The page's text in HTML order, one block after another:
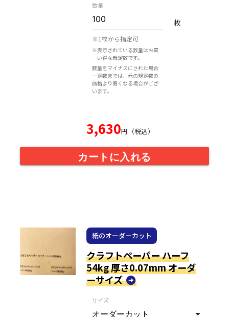
数量
※1枚から指定可
※表示されている数量はお買
い得な既定数です。
数量をマイナスにされた場合
一定数までは、元の規定数の
価格より高くなる場合がござ
います。
枚
3,630円（税込）
カートに入れる
紙のオーダーカット
クラフトペーパー ハーフ
54kg 厚さ0.07mm オーダ
ーサイズ
サイズ